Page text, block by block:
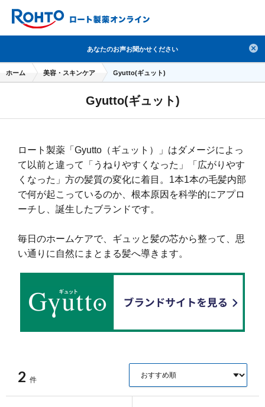
人気のキーワードで検索
目薬 ロートV5 日焼け止め 熱中症対策
セラミド オバジ ダーマセプトRX
冬虫夏草 セノビック エピステーム SKIO
メラノCC ケアセラ 美容サプリメント
ヘリオホワイト 制汗剤 洗顔 数量限定
注目の商品 を見る
検索
あなたのお声お聞かせください
ホーム 美容・スキンケア Gyutto(ギュット)
Gyutto(ギュット)
ロート製薬「Gyutto（ギュット）」はダメージによっ
て以前と違って「うねりやすくなった」「広がりやす
くなった」方の髪質の変化に着目。1本1本の毛髪内部
で何が起こっているのか、根本原因を科学的にアプロ
ーチし、誕生したブランドです。
毎日のホームケアで、ギュッと髪の芯から整って、思
い通りに自然にまとまる髪へ導きます。
2 件